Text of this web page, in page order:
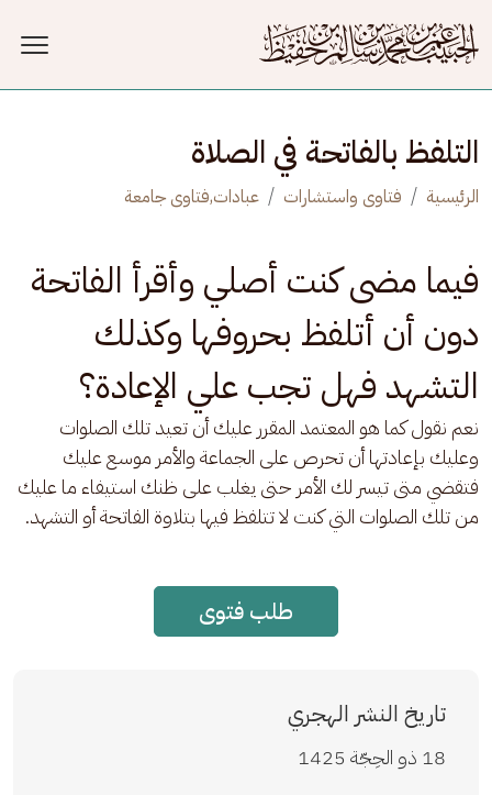
التلفظ بالفاتحة في الصلاة
الرئيسية فتاوى واستشارات عبادات,فتاوى جامعة
فيما مضى كنت أصلي وأقرأ الفاتحة
دون أن أتلفظ بحروفها وكذلك
التشهد فهل تجب علي الإعادة؟
نعم نقول كما هو المعتمد المقرر عليك أن تعيد تلك الصلوات
وعليك بإعادتها أن تحرص على الجماعة والأمر موسع عليك
فتقضي متى تيسر لك الأمر حتى يغلب على ظنك استيفاء ما عليك
من تلك الصلوات التي كنت لا تتلفظ فيها بتلاوة الفاتحة أو التشهد.
طلب فتوى
تاريخ النشر الهجري
18 ذو الحِجّة 1425